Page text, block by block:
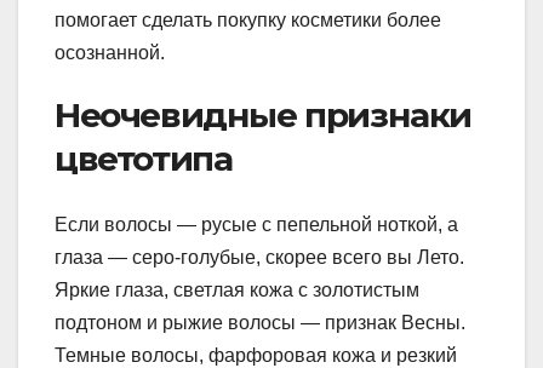
помогает сделать покупку косметики более
осознанной.
Неочевидные признаки
цветотипа
Если волосы — русые с пепельной ноткой, а
глаза — серо-голубые, скорее всего вы Лето.
Яркие глаза, светлая кожа с золотистым
подтоном и рыжие волосы — признак Весны.
Темные волосы, фарфоровая кожа и резкий